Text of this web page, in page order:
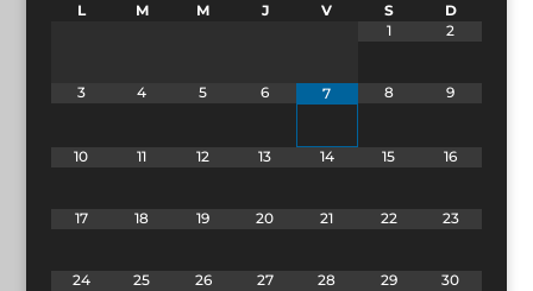
L M M J V S
D
1
2
3 4 5 6 7 8 9
10 11 12 13 14 15 16
17 18 19 20 21 22 23
24 25 26 27 28 29 30